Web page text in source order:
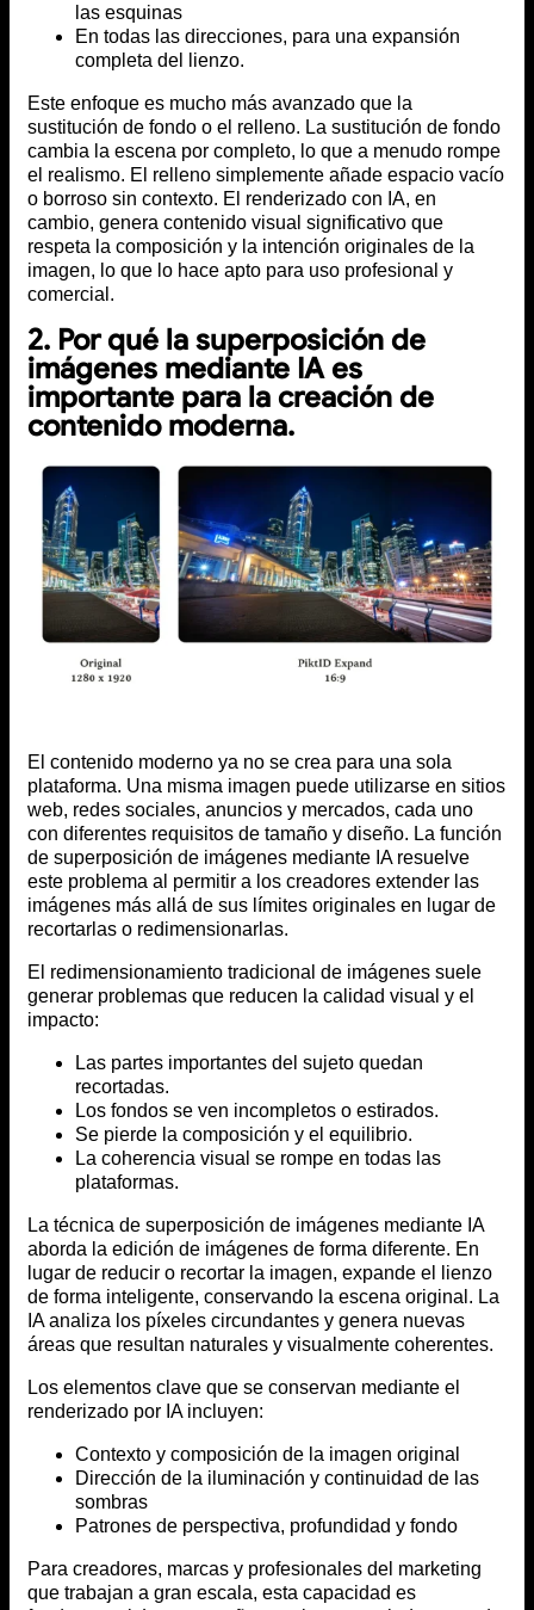
las esquinas
En todas las direcciones, para una expansión
completa del lienzo.
Este enfoque es mucho más avanzado que la
sustitución de fondo o el relleno. La sustitución de fondo
cambia la escena por completo, lo que a menudo rompe
el realismo. El relleno simplemente añade espacio vacío
o borroso sin contexto. El renderizado con IA, en
cambio, genera contenido visual significativo que
respeta la composición y la intención originales de la
imagen, lo que lo hace apto para uso profesional y
comercial.
2. Por qué la superposición de
imágenes mediante IA es
importante para la creación de
contenido moderna.
El contenido moderno ya no se crea para una sola
plataforma. Una misma imagen puede utilizarse en sitios
web, redes sociales, anuncios y mercados, cada uno
con diferentes requisitos de tamaño y diseño. La función
de superposición de imágenes mediante IA resuelve
este problema al permitir a los creadores extender las
imágenes más allá de sus límites originales en lugar de
recortarlas o redimensionarlas.
El redimensionamiento tradicional de imágenes suele
generar problemas que reducen la calidad visual y el
impacto:
Las partes importantes del sujeto quedan
recortadas.
Los fondos se ven incompletos o estirados.
Se pierde la composición y el equilibrio.
La coherencia visual se rompe en todas las
plataformas.
La técnica de superposición de imágenes mediante IA
aborda la edición de imágenes de forma diferente. En
lugar de reducir o recortar la imagen, expande el lienzo
de forma inteligente, conservando la escena original. La
IA analiza los píxeles circundantes y genera nuevas
áreas que resultan naturales y visualmente coherentes.
Los elementos clave que se conservan mediante el
renderizado por IA incluyen:
Contexto y composición de la imagen original
Dirección de la iluminación y continuidad de las
sombras
Patrones de perspectiva, profundidad y fondo
Para creadores, marcas y profesionales del marketing
que trabajan a gran escala, esta capacidad es